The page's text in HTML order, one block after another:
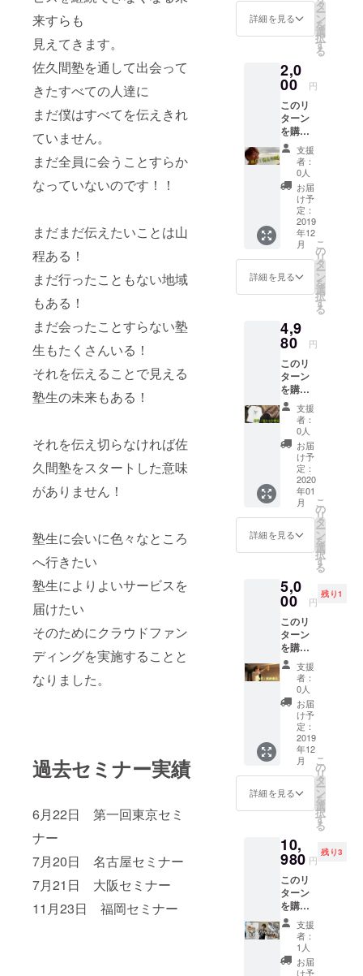
来すらも
見えてきます。
佐久間塾を通して出会って
きたすべての人達に
まだ僕はすべてを伝えきれ
ていません。
まだ全員に会うことすらか
なっていないのです！！
まだまだ伝えたいことは山
程ある！
まだ行ったこともない地域
もある！
まだ会ったことすらない塾
生もたくさんいる！
それを伝えることで見える
塾生の未来もある！
それを伝え切らなければ佐
久間塾をスタートした意味
がありません！
塾生に会いに色々なところ
へ行きたい
塾生によりよいサービスを
届けたい
そのためにクラウドファン
ディングを実施することと
なりました。
過去セミナー実績
6月22日 第一回東京セミ
ナー
7月20日 名古屋セミナー
7月21日 大阪セミナー
11月23日 福岡セミナー
メッ
セージ
が届き
1人と1
匹で、
全身全
霊を込
めて今
回の来
場のお
礼の
メッ
セージ
を伝え
ます。
詳細を見る
タ
ー
ン
を
選
択
す
る
2,0
00 円
このリ
ターン
を購入
してい
ただく
と 来場
のお礼
に後日
佐久間
から
「あな
たのお
名前入
り」で
のビデ
オメッ
が届き
ます。
全身全
霊を込
めて今
回の来
場のお
礼の
メッ
セージ
を伝え
ます。
支援
者：
0人
お届
け予
定：
2019
年12
月
詳細を見る
こ
の
リ
タ
ー
ン
を
選
択
す
る
4,9
80 円
このリ
ターン
を購入
してい
ただく
と 後日
あなた
のもと
へなぜ
か自動
で会場
限定の
超かっ
こいい
ロンTが
届きま
して
「お
しゃれ
番長」
の称号
を授与
しま
す。
支援
者：
0人
お届
け予
定：
2020
年01
月
詳細を見る
こ
の
リ
タ
ー
ン
を
選
択
す
る
5,0
00 円
残り1
このリ
ターン
を購入
してい
ただく
会で1回
だけ乾
杯の音
頭をと
ること
ができ
ます。
自分か
ら話し
かけな
参加者
が無数
に話し
かけて
くるこ
とうけ
あい。
そして
「乾杯
番長」
の称号
支援
者：
0人
お届
け予
定：
2019
年12
月
詳細を見る
こ
の
リ
タ
ー
ン
を
選
択
す
る
10,
980 円
残り3
このリ
ターン
を購入
してい
ただく
と 後日
あなた
のもと
支援
者：
1人
お届
け予